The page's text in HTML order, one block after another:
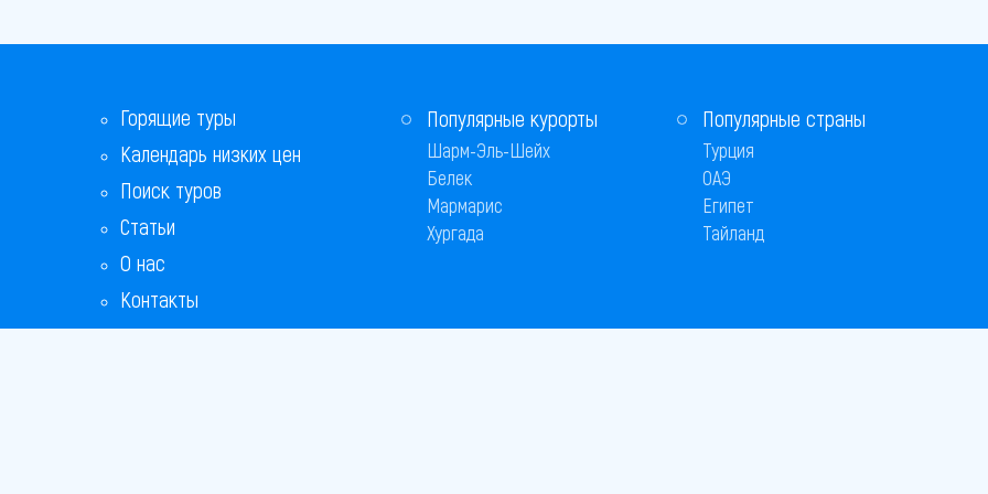
Горящие туры
Календарь низких цен
Поиск туров
Статьи
О нас
Контакты
Популярные курорты
Шарм-Эль-Шейх
Белек
Мармарис
Хургада
Популярные страны
Турция
ОАЭ
Египет
Тайланд